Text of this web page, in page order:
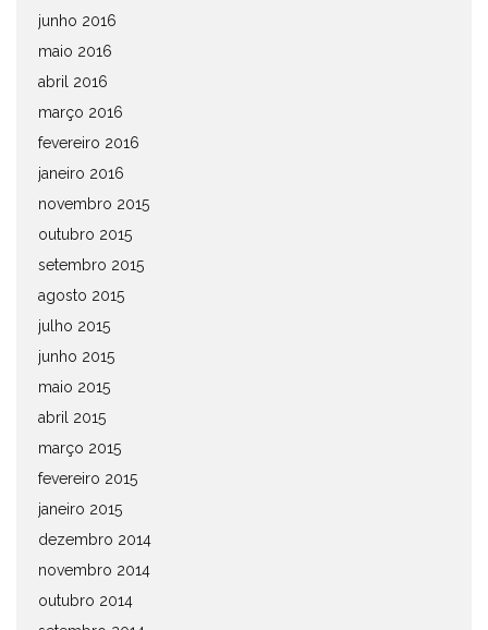
junho 2016
maio 2016
abril 2016
março 2016
fevereiro 2016
janeiro 2016
novembro 2015
outubro 2015
setembro 2015
agosto 2015
julho 2015
junho 2015
maio 2015
abril 2015
março 2015
fevereiro 2015
janeiro 2015
dezembro 2014
novembro 2014
outubro 2014